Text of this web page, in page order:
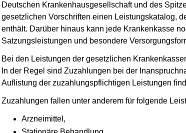
Deutschen Krankenhausgesellschaft und des
gesetzlichen Vorschriften einen Leistungskatalog,
enthält. Darüber hinaus kann jede Krankenkasse
Satzungsleistungen und besondere
Bei den Leistungen der gesetzlichen
In der Regel sind Zuzahlungen bei der
Auflistung der zuzahlungspflichtigen Leistungen
Zuzahlungen fallen unter anderem für folgende
Arzneimittel,